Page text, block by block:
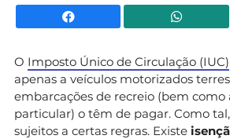
Facebook
O Imposto Único de Circulação (IUC)
apenas a veículos motorizados
embarcações de recreio (bem como
particular) o têm de pagar. Como
sujeitos a certas regras. Existe